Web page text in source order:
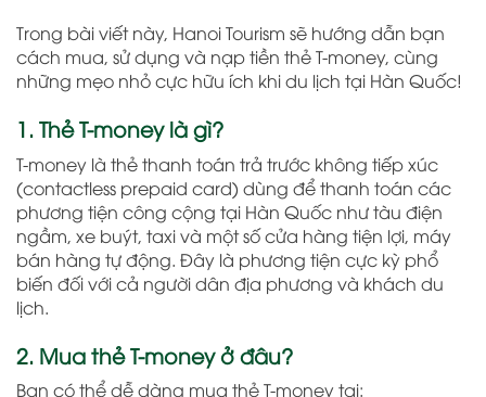
Trong bài viết này, Hanoi Tourism sẽ hướng dẫn bạn
cách mua, sử dụng và nạp tiền thẻ T-money, cùng
những mẹo nhỏ cực hữu ích khi du lịch tại Hàn Quốc!
1. Thẻ T-money là gì?
T-money là thẻ thanh toán trả trước không tiếp xúc
(contactless prepaid card) dùng để thanh toán các
phương tiện công cộng tại Hàn Quốc như tàu điện
ngầm, xe buýt, taxi và một số cửa hàng tiện lợi, máy
bán hàng tự động. Đây là phương tiện cực kỳ phổ
biến đối với cả người dân địa phương và khách du
lịch.
2. Mua thẻ T-money ở đâu?
Bạn có thể dễ dàng mua thẻ T-money tại: